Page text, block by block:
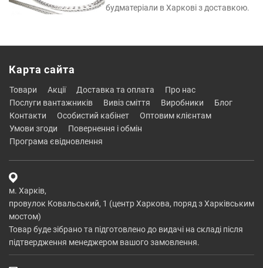
будматеріали в Харкові з доставкою.
Карта сайта
товари акції доставка та оплата
про нас
послуги вантажників
вивіз сміття виробники
блог
контакти
особистий кабінет
оптовим клієнтам
умови згоди
повернення і обмін
програма євідновлення
м. Харків,
провулок Ковальський, 1 (центр Харкова, поряд з Харківським
мостом)
Товар буде зібрано та підготовлено до видачі на складі після
підтвердження менеджером вашого замовлення.